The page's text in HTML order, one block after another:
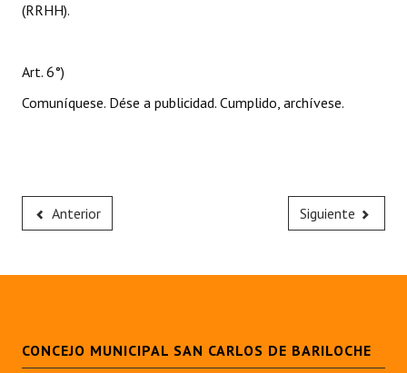
(RRHH).
Art. 6°)
Comuníquese. Dése a publicidad. Cumplido, archívese.
Anterior Siguiente
CONCEJO MUNICIPAL SAN CARLOS DE BARILOCHE